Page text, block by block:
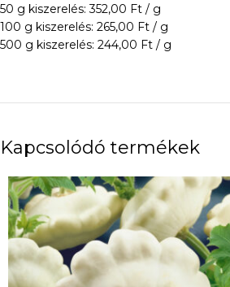
50 g kiszerelés: 352,00 Ft / g
100 g kiszerelés: 265,00 Ft / g
500 g kiszerelés: 244,00 Ft / g
Kapcsolódó termékek